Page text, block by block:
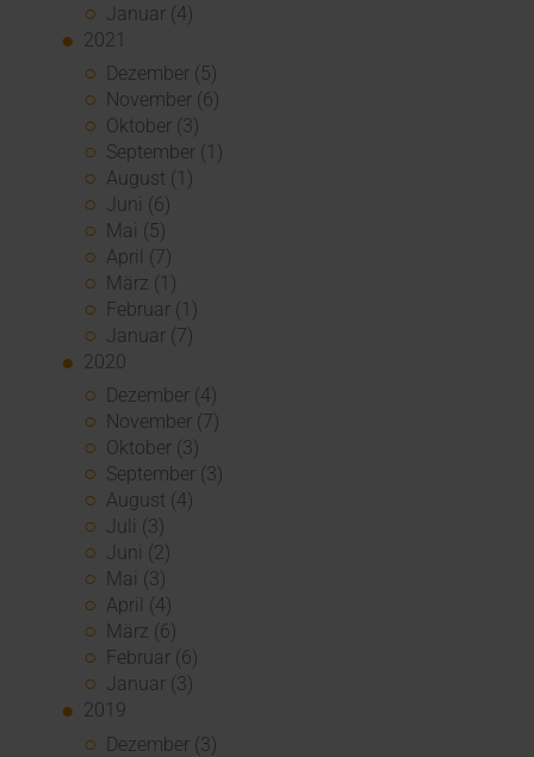
Januar (4)
2021
Dezember (5)
November (6)
Oktober (3)
September (1)
August (1)
Juni (6)
Mai (5)
April (7)
März (1)
Februar (1)
Januar (7)
2020
Dezember (4)
November (7)
Oktober (3)
September (3)
August (4)
Juli (3)
Juni (2)
Mai (3)
April (4)
März (6)
Februar (6)
Januar (3)
2019
Dezember (3)